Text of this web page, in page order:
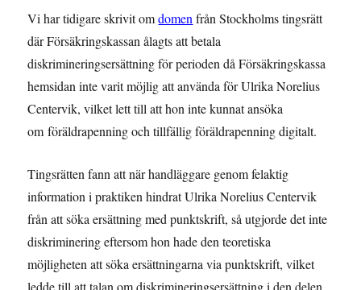
Vi har tidigare skrivit omdomen från Stockholms tingsrätt
där Försäkringskassan ålagts att betala
diskrimineringsersättning för perioden då Försäkringskassa
hemsidan inte varit möjlig att använda för Ulrika Norelius
Centervik, vilket lett till att hon inte kunnat ansöka
om föräldrapenning och tillfällig föräldrapenning digitalt.
Tingsrätten fann att när handläggare genom felaktig
information i praktiken hindrat Ulrika Norelius Centervik
från att söka ersättning med punktskrift, så utgjorde det inte
diskriminering eftersom hon hade den teoretiska
möjligheten att söka ersättningarna via punktskrift, vilket
ledde till att talan om diskrimineringsersättning i den delen